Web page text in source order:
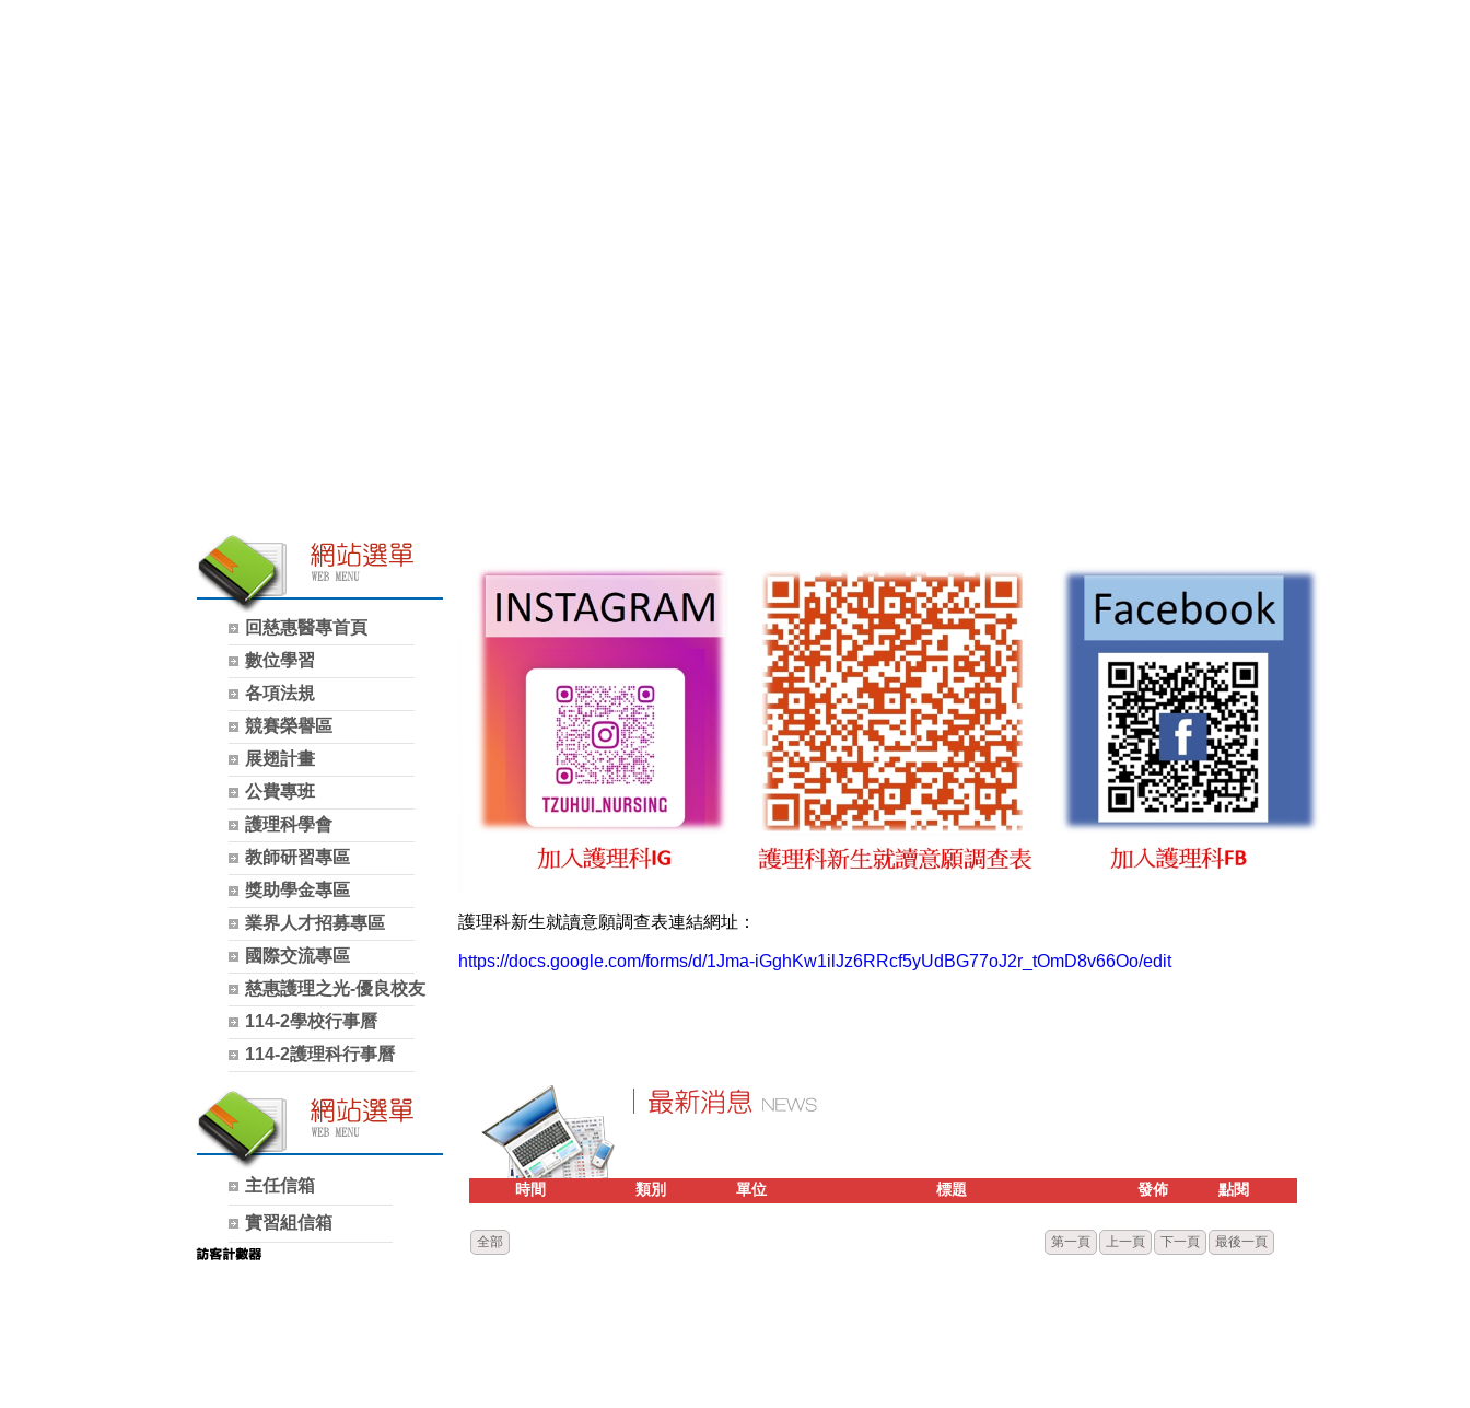
回慈惠醫專首頁
數位學習
各項法規
競賽榮譽區
展翅計畫
公費專班
護理科學會
教師研習專區
獎助學金專區
業界人才招募專區
國際交流專區
慈惠護理之光-優良校友
114-2學校行事曆
114-2護理科行事曆
主任信箱
實習組信箱
護理科新生就讀意願調查表連結網址：
https://docs.google.com/forms/d/1Jma-iGghKw1ilJz6RRcf5yUdBG77oJ2r_tOmD8v66Oo/edit
時間 類別 單位 標題 發佈 點閱
全部 第一頁 上一頁 下一頁 最後一頁